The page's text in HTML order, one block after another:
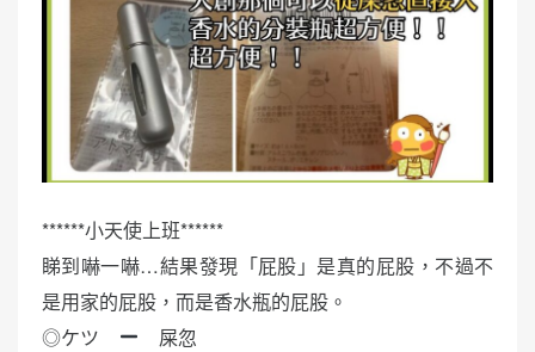
******小天使上班******
睇到嚇一嚇…結果發現「屁股」是真的屁股，不過不
是用家的屁股，而是香水瓶的屁股。
◎ケツ
屎忽